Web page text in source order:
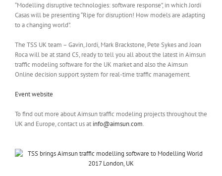
“Modelling disruptive technologies: software response”, in which Jordi
Casas will be presenting “Ripe for disruption! How models are adapting
to a changing world”.
The TSS UK team – Gavin, Jordi, Mark Brackstone, Pete Sykes and Joan
Roca will be at stand C5, ready to tell you all about the latest in Aimsun
traffic modeling software for the UK market and also the Aimsun
Online decision support system for real-time traffic management.
Event website
To find out more about Aimsun traffic modeling projects throughout the
UK and Europe, contact us at info@aimsun.com.